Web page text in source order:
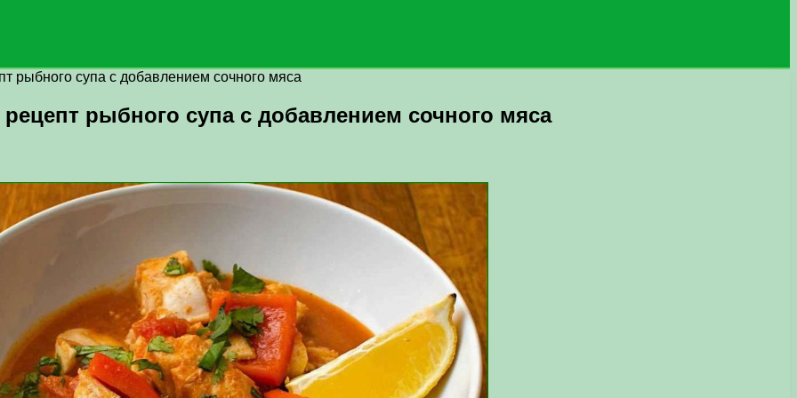
рыбного супа с добавлением сочного мяса
рыбного супа с добавлением сочного мяса